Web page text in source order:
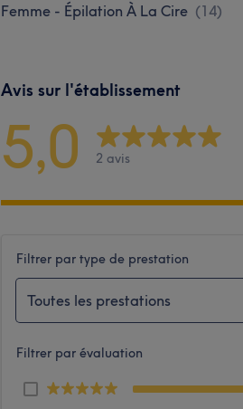
Femme - Épilation À La Cire (14)
Avis sur l'établissement
5,0 2 avis
Filtrer par type de prestation
Toutes les prestations
Filtrer par évaluation